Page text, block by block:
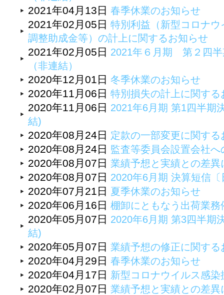
2021年04月13日 春季休業のお知らせ
2021年02月05日 特別利益（新型コロナ
調整助成金等）の計上に関するお知らせ
2021年02月05日 2021年６月期 第２四半
（非連結）
2020年12月01日 冬季休業のお知らせ
2020年11月06日 特別損失の計上に関する
2020年11月06日 2021年6月期 第1四半期
結)
2020年08月24日 定款の一部変更に関する
2020年08月24日 監査等委員会設置会社
2020年08月07日 業績予想と実績との差
2020年08月07日 2020年6月期 決算短信
2020年07月21日 夏季休業のお知らせ
2020年06月16日 棚卸にともなう出荷業務
2020年05月07日 2020年6月期 第3四半期
結)
2020年05月07日 業績予想の修正に関する
2020年04月29日 春季休業のお知らせ
2020年04月17日 新型コロナウイルス感染
2020年02月07日 業績予想と実績との差